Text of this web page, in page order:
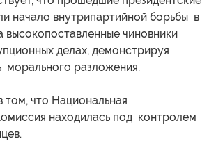
начало внутрипартийной борьбы в
высокопоставленные чиновники
делах, демонстрируя
морального разложения.
том, что Национальная
находилась под контролем